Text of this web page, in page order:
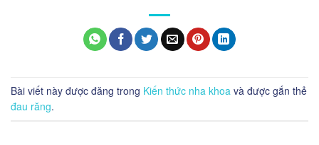
Bài viết này được đăng trong Kiến thức nha khoa và được gắn thẻ
đau răng.